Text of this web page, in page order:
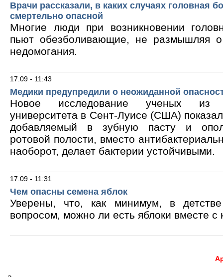
Врачи рассказали, в каких случаях головная
смертельно опасной
Многие люди при возникновении
пьют обезболивающие, не размышляя о
недомогания.
17.09 - 11:43
Медики предупредили о неожиданной
Новое исследование ученых из
университета в Сент-Луисе (США)
добавляемый в зубную пасту и
ротовой полости, вместо
наоборот, делает бактерии устойчивыми.
17.09 - 11:31
Чем опасны семена яблок
Уверены, что, как минимум, в
вопросом, можно ли есть яблоки вместе с